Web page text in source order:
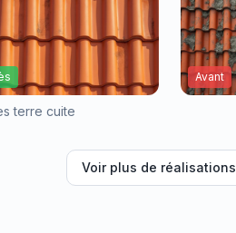
terre cuite
Avant
Voir plus de réalisations